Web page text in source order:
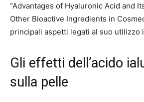
“Advantages of Hyaluronic Acid and
Other Bioactive Ingredients in
principali aspetti legati al suo utilizzo
Gli effetti dell’acido
sulla pelle